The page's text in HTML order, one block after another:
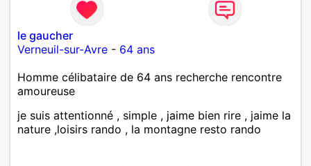
le gaucher
Verneuil-sur-Avre - 64 ans
Homme célibataire de 64 ans recherche rencontre
amoureuse
je suis attentionné , simple , jaime bien rire , jaime la
nature ,loisirs rando , la montagne resto rando